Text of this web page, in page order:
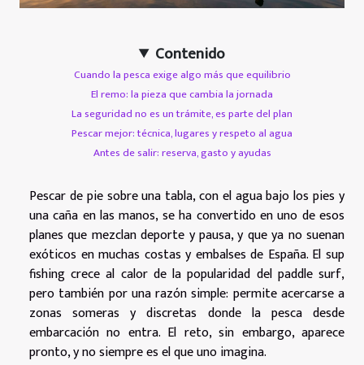
Contenido
Cuando la pesca exige algo más que equilibrio
El remo: la pieza que cambia la jornada
La seguridad no es un trámite, es parte del plan
Pescar mejor: técnica, lugares y respeto al agua
Antes de salir: reserva, gasto y ayudas
Pescar de pie sobre una tabla, con el agua bajo los pies y
una caña en las manos, se ha convertido en uno de esos
planes que mezclan deporte y pausa, y que ya no suenan
exóticos en muchas costas y embalses de España. El sup
fishing crece al calor de la popularidad del paddle surf,
pero también por una razón simple: permite acercarse a
zonas someras y discretas donde la pesca desde
embarcación no entra. El reto, sin embargo, aparece
pronto, y no siempre es el que uno imagina.